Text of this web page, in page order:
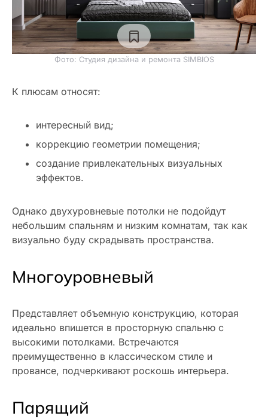
Фото: Студия дизайна и ремонта SIMBIOS
К плюсам относят:
интересный вид;
коррекцию геометрии помещения;
создание привлекательных визуальных
эффектов.
Однако двухуровневые потолки не подойдут
небольшим спальням и низким комнатам, так как
визуально буду скрадывать пространства.
Многоуровневый
Представляет объемную конструкцию, которая
идеально впишется в просторную спальню с
высокими потолками. Встречаются
преимущественно в классическом стиле и
провансе, подчеркивают роскошь интерьера.
Парящий